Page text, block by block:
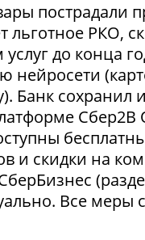
пострадали
льготное РКО,
до конца
нейросети
Банк сохранил
и скидки на
Все меры